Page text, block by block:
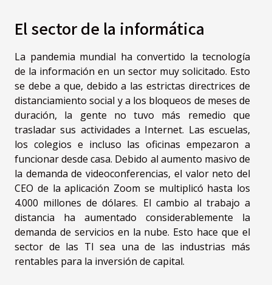
El sector de la informática
La pandemia mundial ha convertido la tecnología
de la información en un sector muy solicitado. Esto
se debe a que, debido a las estrictas directrices de
distanciamiento social y a los bloqueos de meses de
duración, la gente no tuvo más remedio que
trasladar sus actividades a Internet. Las escuelas,
los colegios e incluso las oficinas empezaron a
funcionar desde casa. Debido al aumento masivo de
la demanda de videoconferencias, el valor neto del
CEO de la aplicación Zoom se multiplicó hasta los
4.000 millones de dólares. El cambio al trabajo a
distancia ha aumentado considerablemente la
demanda de servicios en la nube. Esto hace que el
sector de las TI sea una de las industrias más
rentables para la inversión de capital.